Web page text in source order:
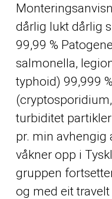
dårlig lukt dårlig
99,99 %
salmonella,
typhoid) 99,999
turbiditet
pr. min avhengig
våkner opp i
gruppen
og med eit